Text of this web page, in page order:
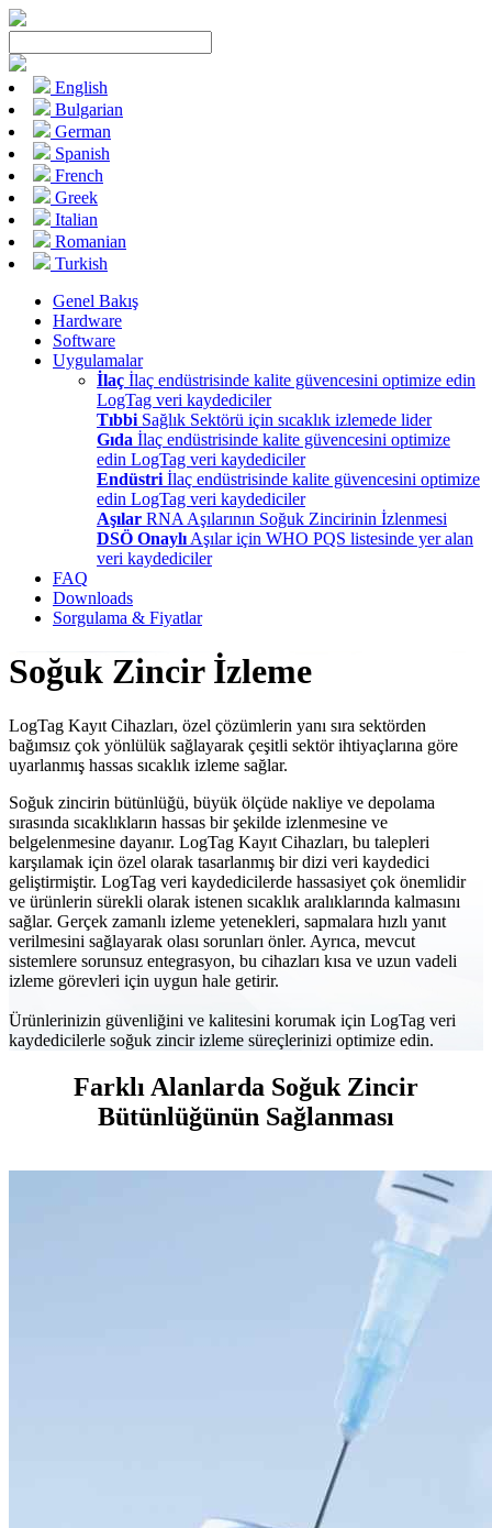
English
Bulgarian
German
Spanish
French
Greek
Italian
Romanian
Turkish
Genel Bakış
Hardware
Software
Uygulamalar
İlaç İlaç endüstrisinde kalite güvencesini optimize edin
LogTag veri kaydediciler
Tıbbi Sağlık Sektörü için sıcaklık izlemede lider
Gıda İlaç endüstrisinde kalite güvencesini optimize
edin LogTag veri kaydediciler
Endüstri İlaç endüstrisinde kalite güvencesini optimize
edin LogTag veri kaydediciler
Aşılar RNA Aşılarının Soğuk Zincirinin İzlenmesi
DSÖ Onaylı Aşılar için WHO PQS listesinde yer alan
veri kaydediciler
FAQ
Downloads
Sorgulama & Fiyatlar
Soğuk Zincir İzleme
LogTag Kayıt Cihazları, özel çözümlerin yanı sıra sektörden
bağımsız çok yönlülük sağlayarak çeşitli sektör ihtiyaçlarına göre
uyarlanmış hassas sıcaklık izleme sağlar.
Soğuk zincirin bütünlüğü, büyük ölçüde nakliye ve depolama
sırasında sıcaklıkların hassas bir şekilde izlenmesine ve
belgelenmesine dayanır. LogTag Kayıt Cihazları, bu talepleri
karşılamak için özel olarak tasarlanmış bir dizi veri kaydedici
geliştirmiştir. LogTag veri kaydedicilerde hassasiyet çok önemlidir
ve ürünlerin sürekli olarak istenen sıcaklık aralıklarında kalmasını
sağlar. Gerçek zamanlı izleme yetenekleri, sapmalara hızlı yanıt
verilmesini sağlayarak olası sorunları önler. Ayrıca, mevcut
sistemlere sorunsuz entegrasyon, bu cihazları kısa ve uzun vadeli
izleme görevleri için uygun hale getirir.
Ürünlerinizin güvenliğini ve kalitesini korumak için LogTag veri
kaydedicilerle soğuk zincir izleme süreçlerinizi optimize edin.
Farklı Alanlarda Soğuk Zincir
Bütünlüğünün Sağlanması